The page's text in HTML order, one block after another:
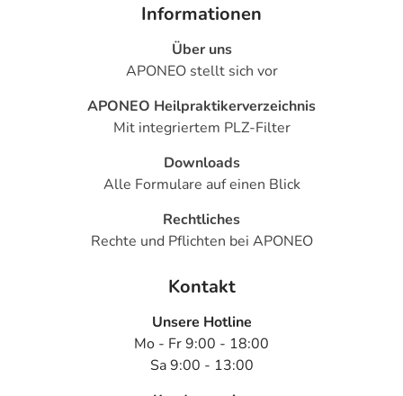
Dosierungsempfehlung
ab 14
Erwachsene
Trinktablette
ab 14
Jahren und
Trinktablette
Die Gesamtdosis sollte nicht ohne Rücksprache mit
Nehmen Sie das Arzneimittel mit Flüssigkeit (z.B. 1 Glas
Oder: Trinken Sie das Arzneimittel nach Auflösen bzw.
Informationen
Über uns
APONEO stellt sich vor
APONEO Heilpraktikerverzeichnis
Mit integriertem PLZ-Filter
Downloads
Alle Formulare auf einen Blick
Rechtliches
Rechte und Pflichten bei APONEO
Kontakt
Unsere Hotline
Mo - Fr 9:00 - 18:00
Sa 9:00 - 13:00